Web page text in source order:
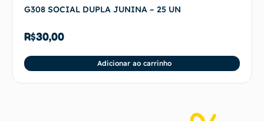
G308 SOCIAL DUPLA JUNINA – 25 UN
R$30,00
Adicionar ao carrinho